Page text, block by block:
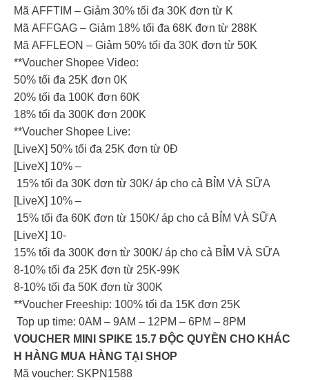
Mã AFFTIM – Giảm 30% tối đa 30K đơn từ K
Mã AFFGAG – Giảm 18% tối đa 68K đơn từ 288K
Mã AFFLEON – Giảm 50% tối đa 30K đơn từ 50K
**Voucher Shopee Video:
50% tối đa 25K đơn 0K
20% tối đa 100K đơn 60K
18% tối đa 300K đơn 200K
**Voucher Shopee Live:
[LiveX] 50% tối đa 25K đơn từ 0Đ
[LiveX] 10% –
15% tối đa 30K đơn từ 30K/ áp cho cả BỈM VÀ SỮA
[LiveX] 10% –
15% tối đa 60K đơn từ 150K/ áp cho cả BỈM VÀ SỮA
[LiveX] 10-
15% tối đa 300K đơn từ 300K/ áp cho cả BỈM VÀ SỮA
8-10% tối đa 25K đơn từ 25K-99K
8-10% tối đa 50K đơn từ 300K
**Voucher Freeship: 100% tối đa 15K đơn 25K
Top up time: 0AM – 9AM – 12PM – 6PM – 8PM
VOUCHER MINI SPIKE 15.7 ĐỘC QUYỀN CHO KHÁC
H HÀNG MUA HÀNG TẠI SHOP
Mã voucher: SKPN1588